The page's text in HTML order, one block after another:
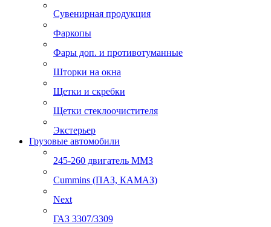
Сувенирная продукция
Фаркопы
Фары доп. и противотуманные
Шторки на окна
Щетки и скребки
Щетки стеклоочистителя
Экстерьер
Грузовые автомобили
245-260 двигатель ММЗ
Cummins (ПАЗ, КАМАЗ)
Next
ГАЗ 3307/3309